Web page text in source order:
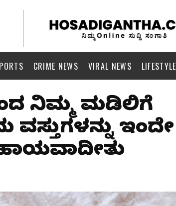
CRIME NEWS VIRAL NEWS LIFESTYLE
ನಿಮ್ಮ ಮಡಿಲಿಗೆ
ಇಂದೇ